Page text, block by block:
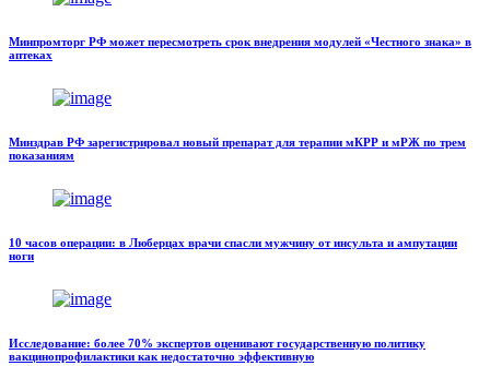
Минпромторг РФ может пересмотреть срок внедрения модулей «Честного знака» в
аптеках
Минздрав РФ зарегистрировал новый препарат для терапии мКРР и мРЖ по трем
показаниям
10 часов операции: в Люберцах врачи спасли мужчину от инсульта и ампутации
ноги
Исследование: более 70% экспертов оценивают государственную политику
вакцинопрофилактики как недостаточно эффективную